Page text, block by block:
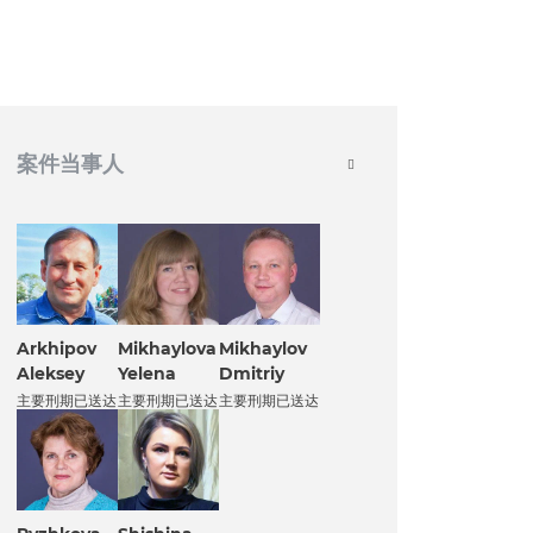
案件当事人
Arkhipov
Aleksey
主要刑期已送达
Mikhaylova
Yelena
主要刑期已送达
Mikhaylov
Dmitriy
主要刑期已送达